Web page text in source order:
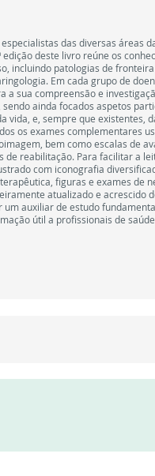
das diversas áreas
deste livro reúne os
incluindo patologias de
Em cada grupo de
a sua compreensão e
ainda focados aspetos
vida, e, sempre que existentes,
os exames complementares
bem como escalas de
de reabilitação. Para facilitar a
com iconografia
figuras e exames de
atualizado e acrescido
um auxiliar de estudo
útil a profissionais de